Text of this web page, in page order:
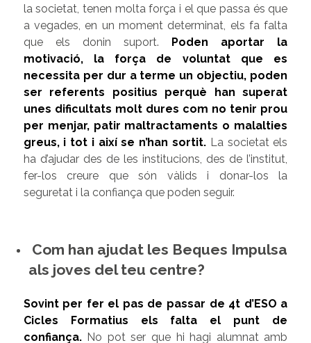
la societat, tenen molta força i el que passa és que
a vegades, en un moment determinat, els fa falta
que els donin suport.
Poden aportar la
motivació, la força de voluntat que es
necessita per dur a terme un objectiu, poden
ser referents positius perquè han superat
unes dificultats molt dures com no tenir prou
per menjar, patir maltractaments o malalties
greus, i tot i així se n’han sortit. La societat els
ha d’ajudar des de les institucions, des de l’institut,
fer-los creure que són vàlids i donar-los la
seguretat i la confiança que poden seguir.
Com han ajudat les Beques Impulsa
als joves del teu centre?
Sovint per fer el pas de passar de 4t d’ESO a
Cicles Formatius els falta el punt de
confiança.No pot ser que hi hagi alumnat amb